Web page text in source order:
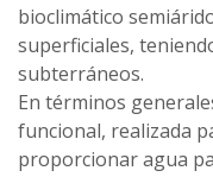
bioclimático
superficiales,
subterráneos.
En términos
funcional, realizada
proporcionar agua